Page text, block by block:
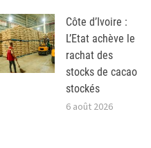
Côte d’Ivoire :
L’Etat achève le
rachat des
stocks de cacao
stockés
6 août 2026